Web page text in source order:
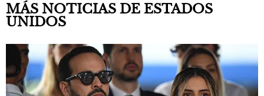
MÁS NOTICIAS DE ESTADOS
UNIDOS